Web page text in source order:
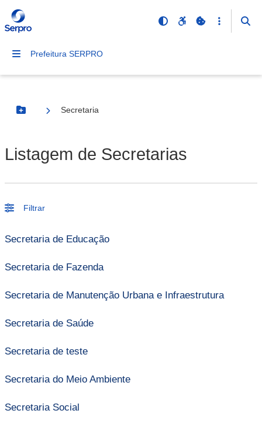
Prefeitura SERPRO
Botão Menu
Secretaria
Listagem de Secretarias
Filtrar
Secretaria de Educação
Secretaria de Fazenda
Secretaria de Manutenção Urbana e Infraestrutura
Secretaria de Saúde
Secretaria de teste
Secretaria do Meio Ambiente
Secretaria Social